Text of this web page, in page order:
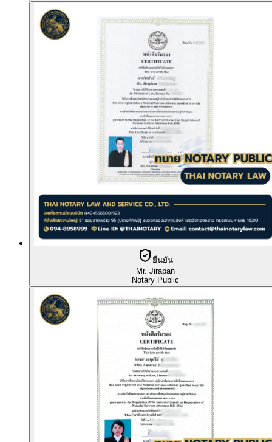
ยืนยัน
Mr. Jirapan
Notary Public